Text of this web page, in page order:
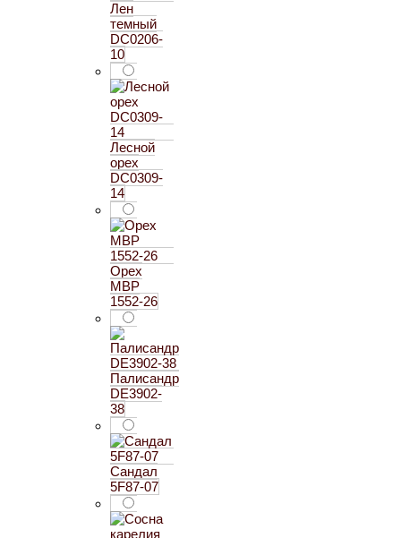
Лен
темный
DC0206-
10
Лесной
орех
DC0309-
14
Орех
MBP
1552-26
Палисандр
DE3902-
38
Сандал
5F87-07